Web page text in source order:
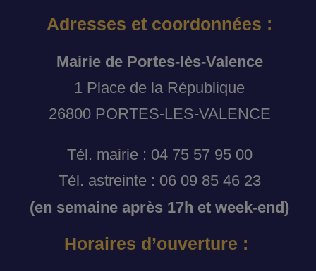
Adresses et coordonnées :
Mairie de Portes-lès-Valence
1 Place de la République
26800 PORTES-LES-VALENCE
Tél. mairie : 04 75 57 95 00
Tél. astreinte : 06 09 85 46 23
(en semaine après 17h et week-end)
Horaires d’ouverture :